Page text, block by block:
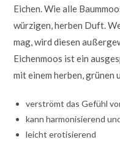
Eichen. Wie alle
würzigen, herben Duft.
mag, wird diesen
Eichenmoos ist ein
mit einem herben, grünen
verströmt das Gefühl
kann harmonisierend
leicht erotisierend